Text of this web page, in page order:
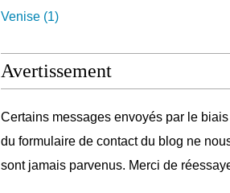
Venise (1)
Avertissement
Certains messages envoyés par le biais
du formulaire de contact du blog ne
sont jamais parvenus. Merci de